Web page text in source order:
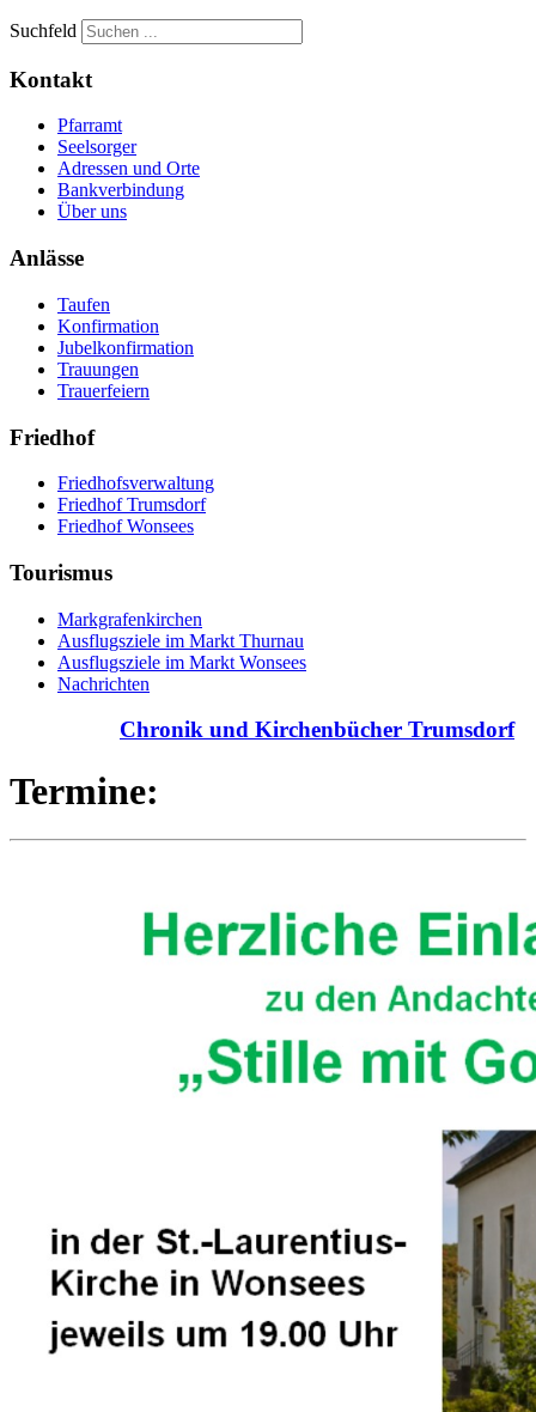
Suchfeld
Kontakt
Pfarramt
Seelsorger
Adressen und Orte
Bankverbindung
Über uns
Anlässe
Taufen
Konfirmation
Jubelkonfirmation
Trauungen
Trauerfeiern
Friedhof
Friedhofsverwaltung
Friedhof Trumsdorf
Friedhof Wonsees
Tourismus
Markgrafenkirchen
Ausflugsziele im Markt Thurnau
Ausflugsziele im Markt Wonsees
Nachrichten
Chronik und Kirchenbücher Trumsdorf
Termine: